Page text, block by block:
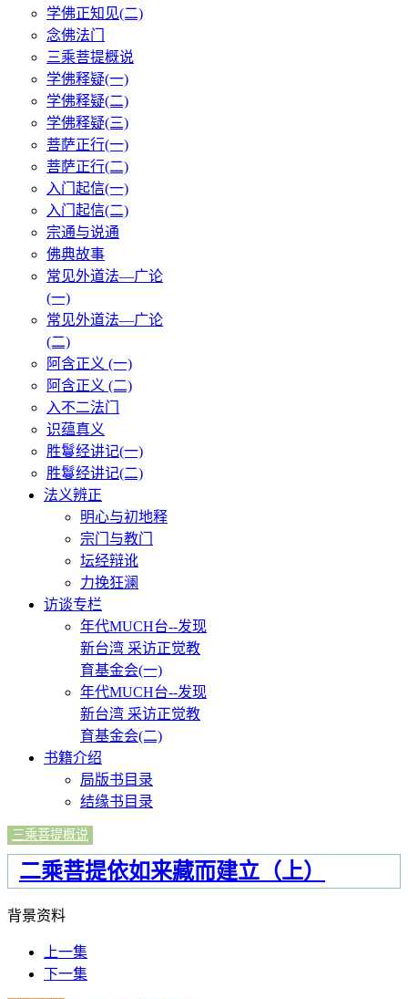
学佛正知见(二)
念佛法门
三乘菩提概说
学佛释疑(一)
学佛释疑(二)
学佛释疑(三)
菩萨正行(一)
菩萨正行(二)
入门起信(一)
入门起信(二)
宗通与说通
佛典故事
常见外道法—广论
(一)
常见外道法—广论
(二)
阿含正义 (一)
阿含正义 (二)
入不二法门
识蕴真义
胜鬘经讲记(一)
胜鬘经讲记(二)
法义辨正
明心与初地释
宗门与教门
坛经辩讹
力挽狂澜
访谈专栏
年代MUCH台--发现
新台湾 采访正觉教
育基金会(一)
年代MUCH台--发现
新台湾 采访正觉教
育基金会(二)
书籍介绍
局版书目录
结缘书目录
三乘菩提概说
二乘菩提依如来藏而建立（上）
背景资料
上一集
下一集